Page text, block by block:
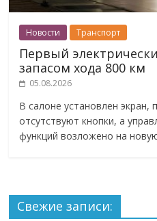
Новости Транспорт
Первый
запасом хода 800 км
05.08.2026
В салоне установлен экран,
отсутствуют кнопки, а
функций возложено на
Свежие записи: